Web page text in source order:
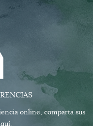
online, comparta sus